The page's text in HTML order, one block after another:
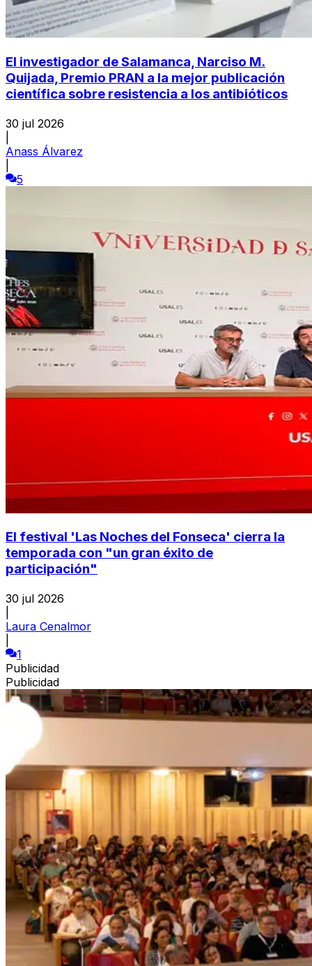
El investigador de Salamanca, Narciso M.
Quijada, Premio PRAN a la mejor publicación
científica sobre resistencia a los antibióticos
30 jul 2026
Anass Álvarez
5
El festival 'Las Noches del Fonseca' cierra la
temporada con "un gran éxito de
participación"
30 jul 2026
Laura Cenalmor
1
Publicidad
Publicidad